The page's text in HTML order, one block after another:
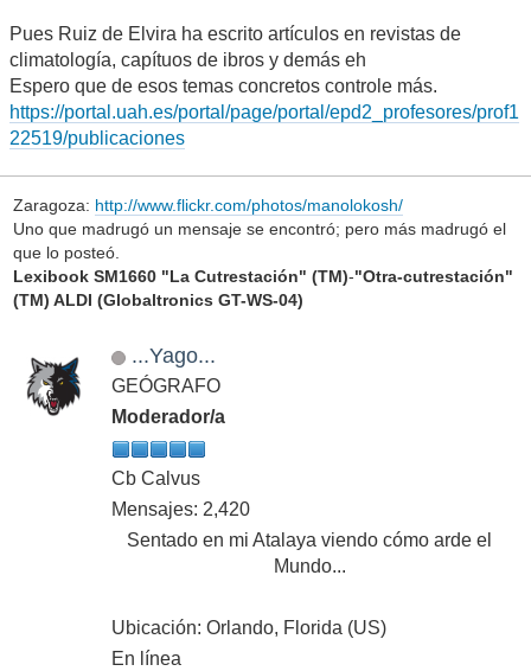
Pues Ruiz de Elvira ha escrito artículos en revistas de
climatología, capítuos de ibros y demás eh
Espero que de esos temas concretos controle más.
https://portal.uah.es/portal/page/portal/epd2_profesores/prof1
22519/publicaciones
Zaragoza: http://www.flickr.com/photos/manolokosh/
Uno que madrugó un mensaje se encontró; pero más madrugó el
que lo posteó.
Lexibook SM1660 "La Cutrestación" (TM)-"Otra-cutrestación"
(TM) ALDI (Globaltronics GT-WS-04)
...Yago...
GEÓGRAFO
Moderador/a
Cb Calvus
Mensajes: 2,420
Sentado en mi Atalaya viendo cómo arde el
Mundo...
Ubicación: Orlando, Florida (US)
En línea